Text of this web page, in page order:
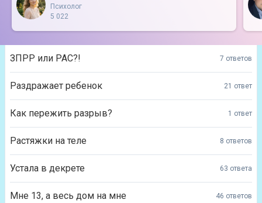
Психолог
5 022
ЗПРР или РАС?! 7 ответов
Раздражает ребенок 21 ответ
Как пережить разрыв? 1 ответ
Растяжки на теле 8 ответов
Устала в декрете 63 ответа
Мне 13, а весь дом на мне 46 ответов